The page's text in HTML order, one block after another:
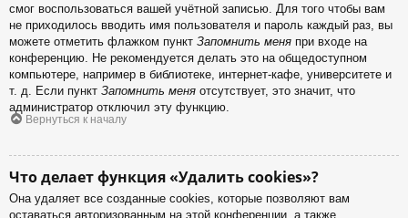
смог воспользоваться вашей учётной записью. Для того чтобы вам
не приходилось вводить имя пользователя и пароль каждый раз, вы
можете отметить флажком пункт Запомнить меня при входе на
конференцию. Не рекомендуется делать это на общедоступном
компьютере, например в библиотеке, интернет-кафе, университете и
т. д. Если пункт Запомнить меня отсутствует, это значит, что
администратор отключил эту функцию.
Вернуться к началу
Что делает функция «Удалить cookies»?
Она удаляет все созданные cookies, которые позволяют вам
оставаться авторизованным на этой конференции, а также